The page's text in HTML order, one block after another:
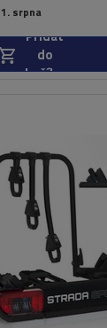
srpna
Přidat
do
košíku
kola:
66,9 kg
1150
180 mm
pro snadné